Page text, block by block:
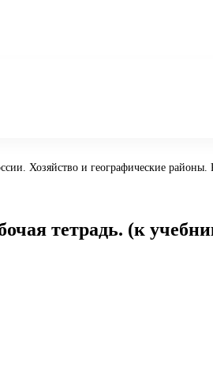
Хозяйство и географические
тетрадь. (к